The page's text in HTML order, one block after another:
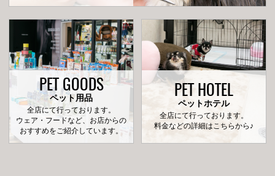
PET GOODS
ペット用品
全店にて行っております。
ウェア・フードなど、お店からの
おすすめをご紹介しています。
PET HOTEL
ペットホテル
全店にて行っております。
料金などの詳細はこちらから♪